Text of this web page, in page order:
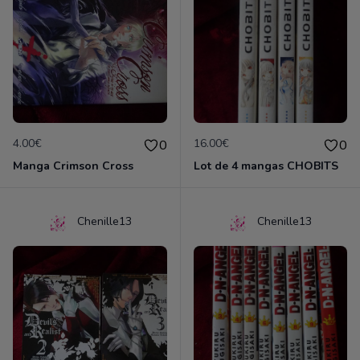
4.00€ 0
Manga Crimson Cross
16.00€ 0
Lot de 4 mangas CHOBITS
Chenille13 Chenille13